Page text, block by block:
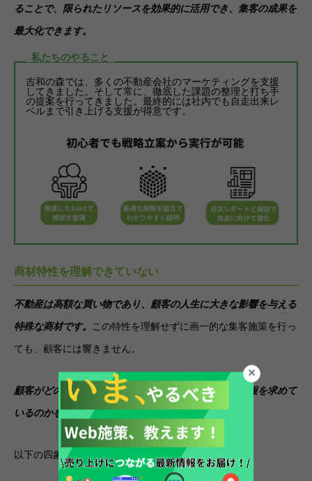
ることで、限られたリソースを効果的に活用でき、集客の成果を
最大化できます。
私たちのやること
吉和の森では、多くの不動産会社のマーケティングを支援
してきました。そして常に、徹底した課題の整理と打ち手
の提案を行ってきました。最終的には社内でも自走出来レ
ベルまで引き上げる支援が得意です。
商材特性を理解できていない
不動産は高額な買い物であり、顧客の人生に大きな影響を与える
特殊な商材です。
この特性を理解せずに画一的な集客施策を行っ
ても、顧客には響きません。
顧客がどのような心理で購入を検討し、どのような情報を求めて
いるのかを深く理解する必要があります。
以下の四象限の図を使って解説します。